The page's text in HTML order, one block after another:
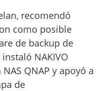
recomendó
como posible
de backup de
NAKIVO
QNAP y apoyó a
de